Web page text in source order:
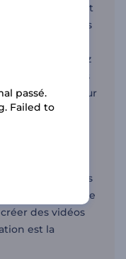
préférées et
fois que vous
et
Vous pouvez
vidéos pour des
sont idéales pour
contenu et
leur travail de
propose
de
de marques
de l'image
des vidéos
est la
passé.
Failed to